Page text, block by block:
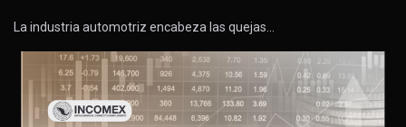
La industria automotriz encabeza las quejas…